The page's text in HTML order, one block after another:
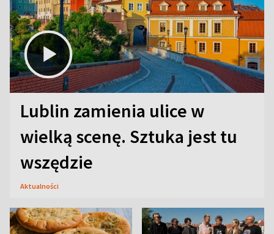
Lublin zamienia ulice w
wielką scenę. Sztuka jest tu
wszędzie
Aktualności